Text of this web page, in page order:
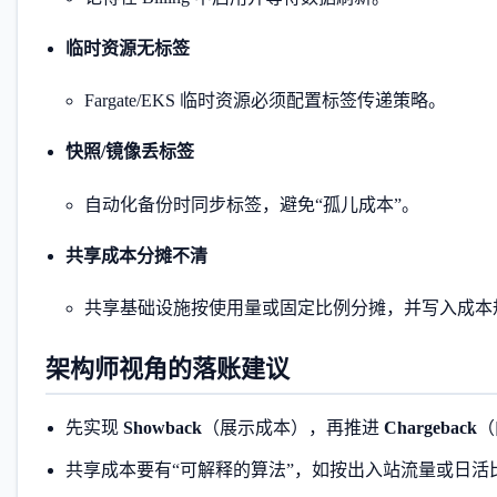
临时资源无标签
Fargate/EKS 临时资源必须配置标签传递策略。
快照/镜像丢标签
自动化备份时同步标签，避免“孤儿成本”。
共享成本分摊不清
共享基础设施按使用量或固定比例分摊，并写入成本
架构师视角的落账建议
先实现 Showback（展示成本），再推进 Chargeback（
共享成本要有“可解释的算法”，如按出入站流量或日活